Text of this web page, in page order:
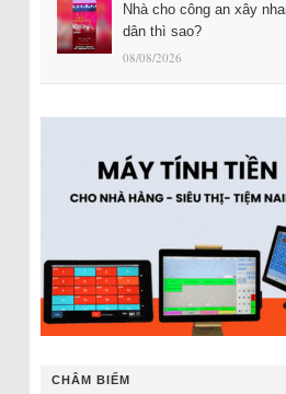
Nhà cho công an xây
dân thì sao?
08/08/2026
CHÂM BIẾM